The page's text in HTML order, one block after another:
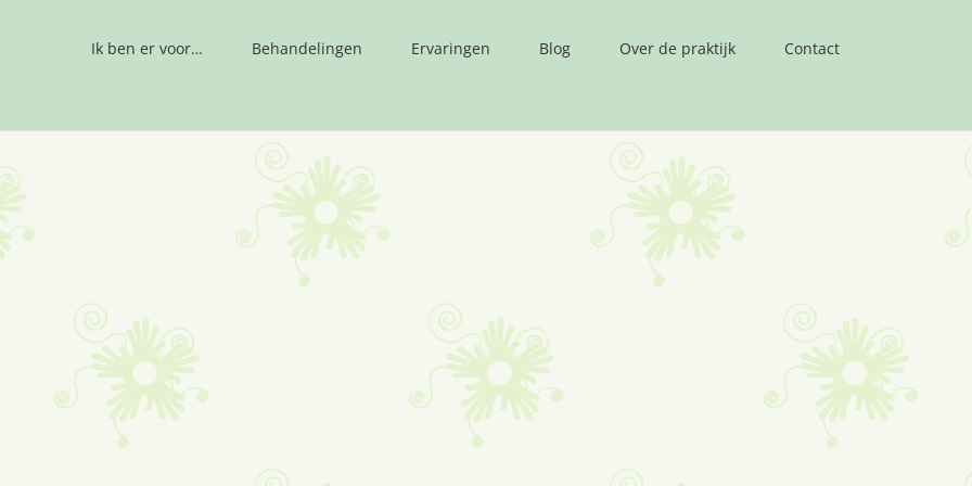
Ik ben er voor… Behandelingen Ervaringen Blog Over de praktijk Contact